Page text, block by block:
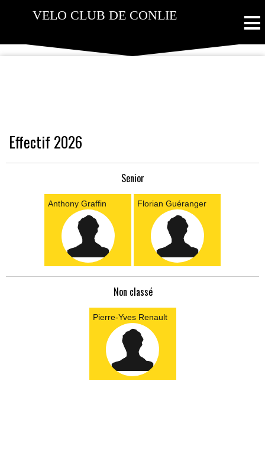
VELO CLUB DE CONLIE ≡
Effectif 2026
Senior
Anthony Graffin Florian Guéranger
Non classé
Pierre-Yves Renault